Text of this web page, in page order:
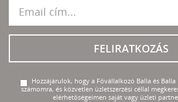
FELIRATKOZÁS
Hozzájárulok, hogy a Fővállalkozó Balla és
számomra, és közvetlen üzletszerzési céllal
elérhetőségeimen saját vagy üzleti